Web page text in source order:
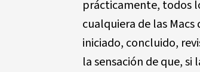
prácticamente, todos
cualquiera de las
iniciado, concluido,
la sensación de que,